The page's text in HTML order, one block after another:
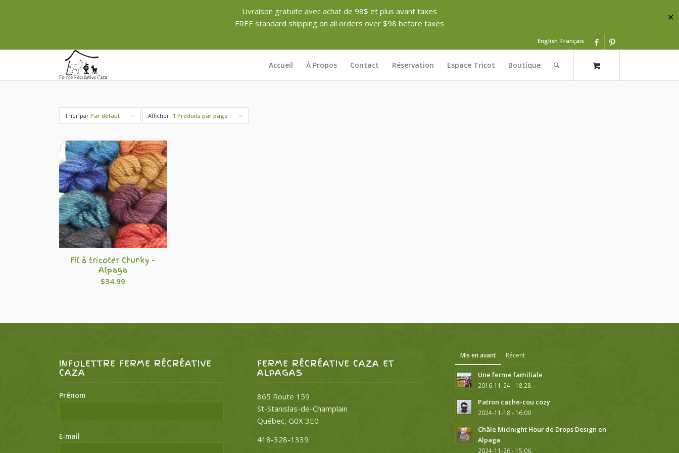
Livraison gratuite avec achat de 98$ et plus avant taxes
FREE standard shipping on all orders over $98 before taxes
✕
English Français
Accueil À Propos Contact Réservation Espace Tricot Boutique
Trier parPar défaut Afficher -1 Produits par page
Fil à tricoter Chunky –
Alpaga
$34.99
INFOLETTRE FERME RÉCRÉATIVE
CAZA
Prénom
E-mail
FERME RÉCRÉATIVE CAZA ET
ALPAGAS
865 Route 159
St-Stanislas-de-Champlain
Québec, G0X 3E0
418-328-1339
Mis en avant Récent
Une ferme familiale
2016-11-24 - 18:28
Patron cache-cou cozy
2024-11-18 - 16:00
Châle Midnight Hour de Drops Design en
Alpaga
2024-11-26 - 15:06